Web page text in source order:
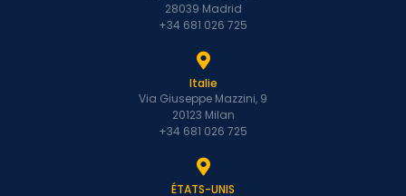
28039 Madrid
+34 681 026 725
Italie
Via Giuseppe Mazzini, 9
20123 Milan
+34 681 026 725
ÉTATS-UNIS